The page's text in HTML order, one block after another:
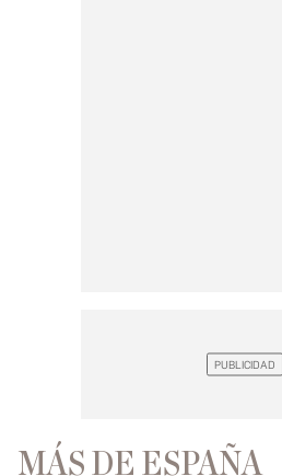
MÁS DE ESPAÑA